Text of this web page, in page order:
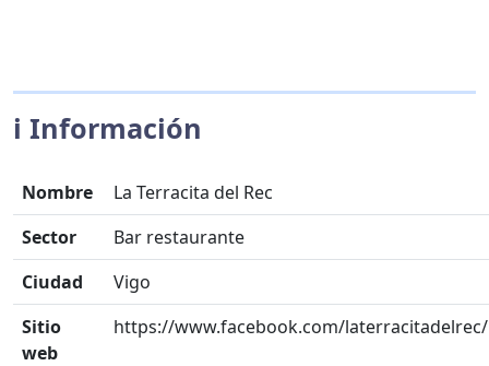
ℹ️ Información
Nombre
La Terracita del Rec
Sector
Bar restaurante
Ciudad
Vigo
Sitio
web
https://www.facebook.com/laterracitadelrec/